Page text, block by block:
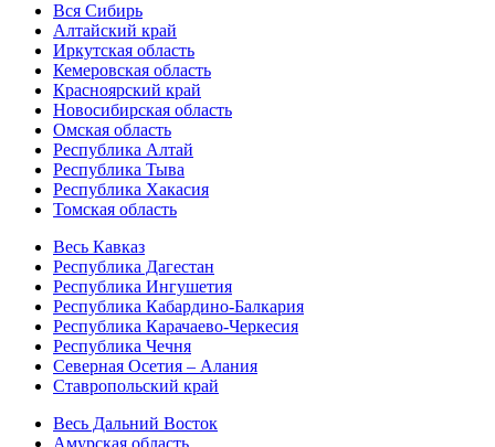
Вся Сибирь
Алтайский край
Иркутская область
Кемеровская область
Красноярский край
Новосибирская область
Омская область
Республика Алтай
Республика Тыва
Республика Хакасия
Томская область
Весь Кавказ
Республика Дагестан
Республика Ингушетия
Республика Кабардино-Балкария
Республика Карачаево-Черкесия
Республика Чечня
Северная Осетия – Алания
Ставропольский край
Весь Дальний Восток
Амурская область